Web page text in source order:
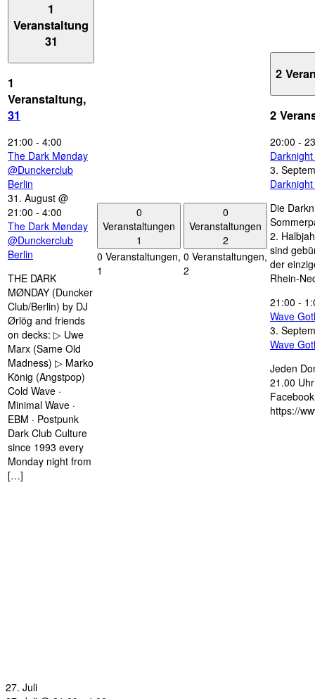
1
Veranstaltung
31
1
Veranstaltung,
31
21:00 - 4:00
The Dark Mønday
@Dunckerclub
Berlin
31. August @
21:00 - 4:00
The Dark Mønday
@Dunckerclub
Berlin
THE DARK
MØNDAY (Duncker
Club/Berlin) by DJ
Ørlög and friends
on decks: ▷ Uwe
Marx (Same Old
Madness) ▷ Marko
König (Angstpop)
Cold Wave ·
Minimal Wave ·
EBM · Postpunk
Dark Club Culture
since 1993 every
Monday night from
[…]
0
Veranstaltungen
1
0 Veranstaltungen,
1
0
Veranstaltungen
2
0 Veranstaltungen,
2
2
2
20:00 -
3.
Die
2.
sind
der
Rhein-
21:00 -
Wave
3.
Wave
Jeden
21.00
https://
27. Juli